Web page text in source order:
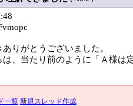
りがとうございました。
、当たり前のように「Ａ様は
一覧 新規スレッド作成